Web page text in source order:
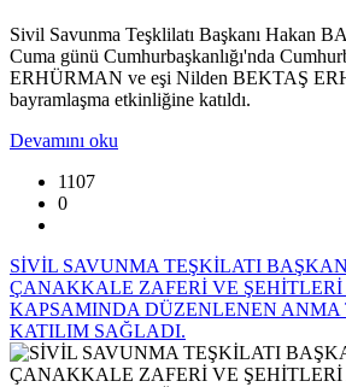
Sivil Savunma Teşklilatı Başkanı Hakan
Cuma günü Cumhurbaşkanlığı'nda
ERHÜRMAN ve eşi Nilden BEKTAŞ
bayramlaşma etkinliğine katıldı.
Devamını oku
1107
0
SİVİL SAVUNMA TEŞKİLATI
ÇANAKKALE ZAFERİ VE
KAPSAMINDA DÜZENLENEN ANMA
KATILIM SAĞLADI.